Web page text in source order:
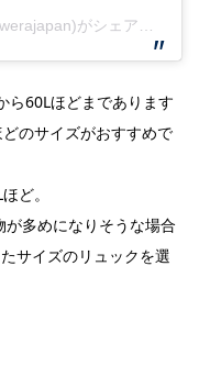
ら60Lほどまであります
のサイズがおすすめで
ど。
多めになりそうな場合
サイズのリュックを選